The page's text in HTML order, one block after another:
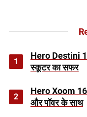
1
Hero Destini
स्कूटर का सफर
2
Hero Xoom
और पॉवर के साथ